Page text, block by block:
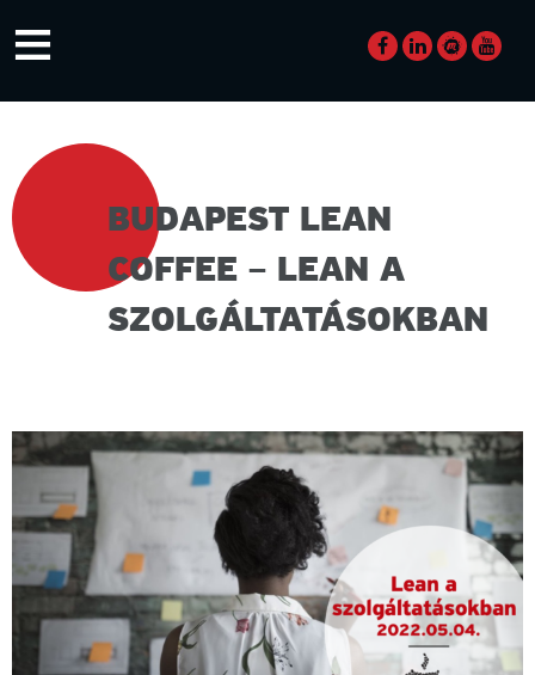
≡
BUDAPEST LEAN
COFFEE – LEAN A
SZOLGÁLTATÁSOKBAN